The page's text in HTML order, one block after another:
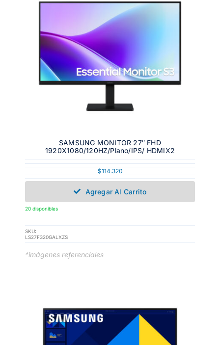
SAMSUNG MONITOR 27″ FHD
1920X1080/120HZ/Plano/IPS/ HDMIX2
$114.320
Agregar Al Carrito
20 disponibles
SKU:
LS27F320GALXZS
*imágenes referenciales